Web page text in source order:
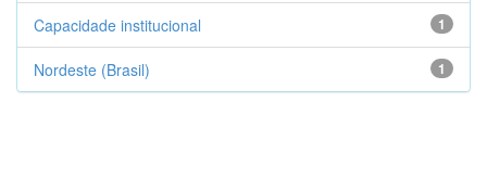
1
Capacidade institucional
1
Nordeste (Brasil)